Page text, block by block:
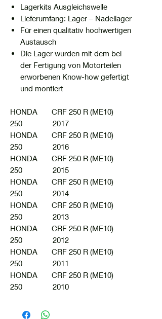
Lagerkits Ausgleichswelle
Lieferumfang: Lager – Nadellager
Für einen qualitativ hochwertigen
Austausch
Die Lager wurden mit dem bei
der Fertigung von Motorteilen
erworbenen Know-how gefertigt
und montiert
HONDA CRF 250 R (ME10)
250 2017
HONDA CRF 250 R (ME10)
250 2016
HONDA CRF 250 R (ME10)
250 2015
HONDA CRF 250 R (ME10)
250 2014
HONDA CRF 250 R (ME10)
250 2013
HONDA CRF 250 R (ME10)
250 2012
HONDA CRF 250 R (ME10)
250 2011
HONDA CRF 250 R (ME10)
250 2010